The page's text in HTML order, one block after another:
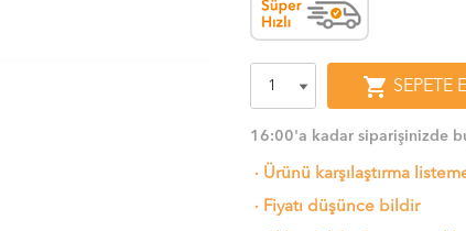
shopping_cart SEPETE
16:00'a kadar siparişinizde
· Ürünü karşılaştırma
· Fiyatı düşünce bildir